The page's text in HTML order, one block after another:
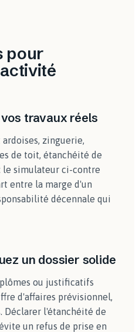
pour
travaux réels
zinguerie,
de toit, étanchéité de
le simulateur ci-contre
entre la marge d'un
décennale qui
un dossier solide
ou justificatifs
d'affaires prévisionnel,
Déclarer l'étanchéité de
un refus de prise en